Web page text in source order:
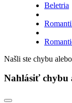
Beletria
Našli ste chybu
Nahlásiť chybu